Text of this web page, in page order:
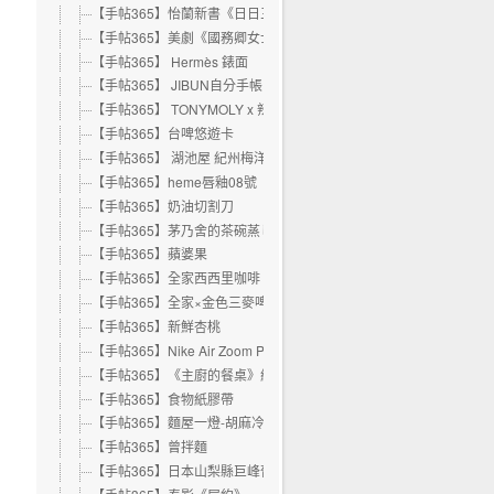
【手帖365】怡蘭新書《日日三餐，早 ‧ 午 ‧ 晚》
【手帖365】美劇《國務卿女士》
【手帖365】 Hermès 錶面
【手帖365】 JIBUN自分手帳
【手帖365】 TONYMOLY x 辣雞麵之氣墊粉餅
【手帖365】台啤悠遊卡
【手帖365】 湖池屋 紀州梅洋芋片
【手帖365】heme唇釉08號
【手帖365】奶油切割刀
【手帖365】茅乃舍的茶碗蒸し
【手帖365】蘋婆果
【手帖365】全家西西里咖啡
【手帖365】全家×金色三麥啤酒霜淇淋
【手帖365】新鮮杏桃
【手帖365】Nike Air Zoom Pegasus 35
【手帖365】《主廚的餐桌》紀錄片
【手帖365】食物紙膠帶
【手帖365】麵屋一燈-胡麻冷沾麵（7-11）
【手帖365】曾拌麵
【手帖365】日本山梨縣巨峰葡萄果凍